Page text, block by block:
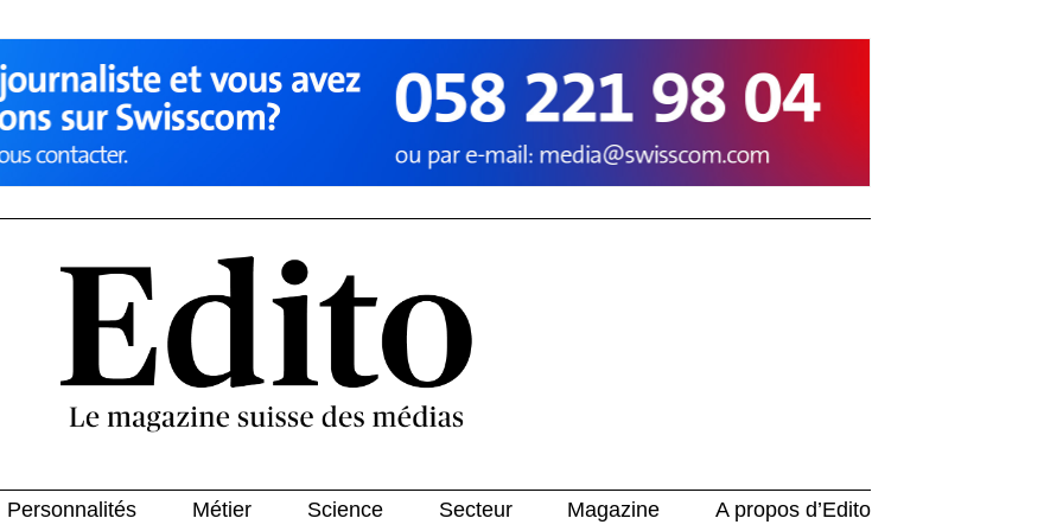
Personnalités Métier Science Secteur Magazine A propos d’Edito